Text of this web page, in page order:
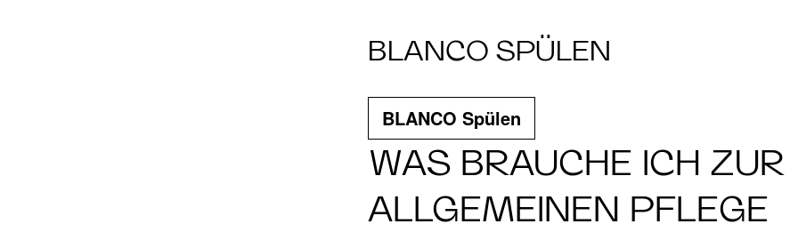
BLANCO SPÜLEN
BLANCO Spülen
WAS BRAUCHE ICH ZUR
ALLGEMEINEN PFLEGE